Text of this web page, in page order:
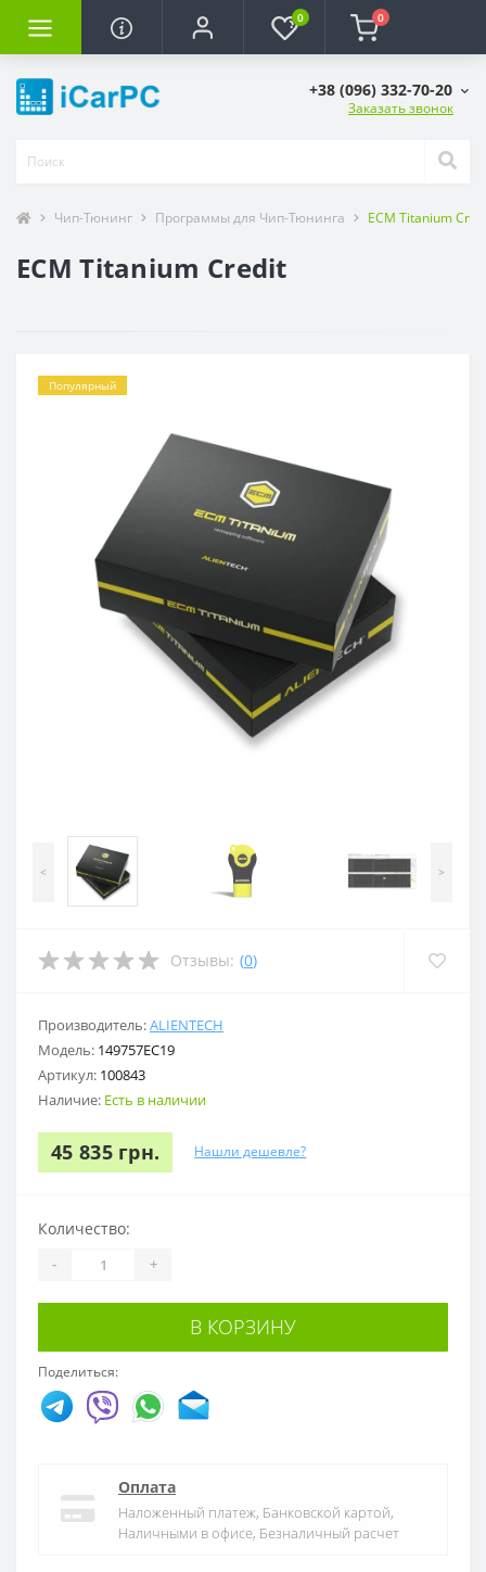
0 0
+38 (096) 332-70-20
Заказать звонок
Чип-Тюнинг Программы для Чип-Тюнинга ECM Titanium
ECM Titanium Credit
Популярный
< >
Отзывы: (0)
Производитель:ALIENTECH
Модель: 149757EC19
Артикул: 100843
Наличие: Есть в наличии
45 835 грн. Нашли дешевле?
Количество:
- +
В КОРЗИНУ
Поделиться:
Оплата
Наложенный платеж, Банковской картой,
Наличными в офисе, Безналичный расчет